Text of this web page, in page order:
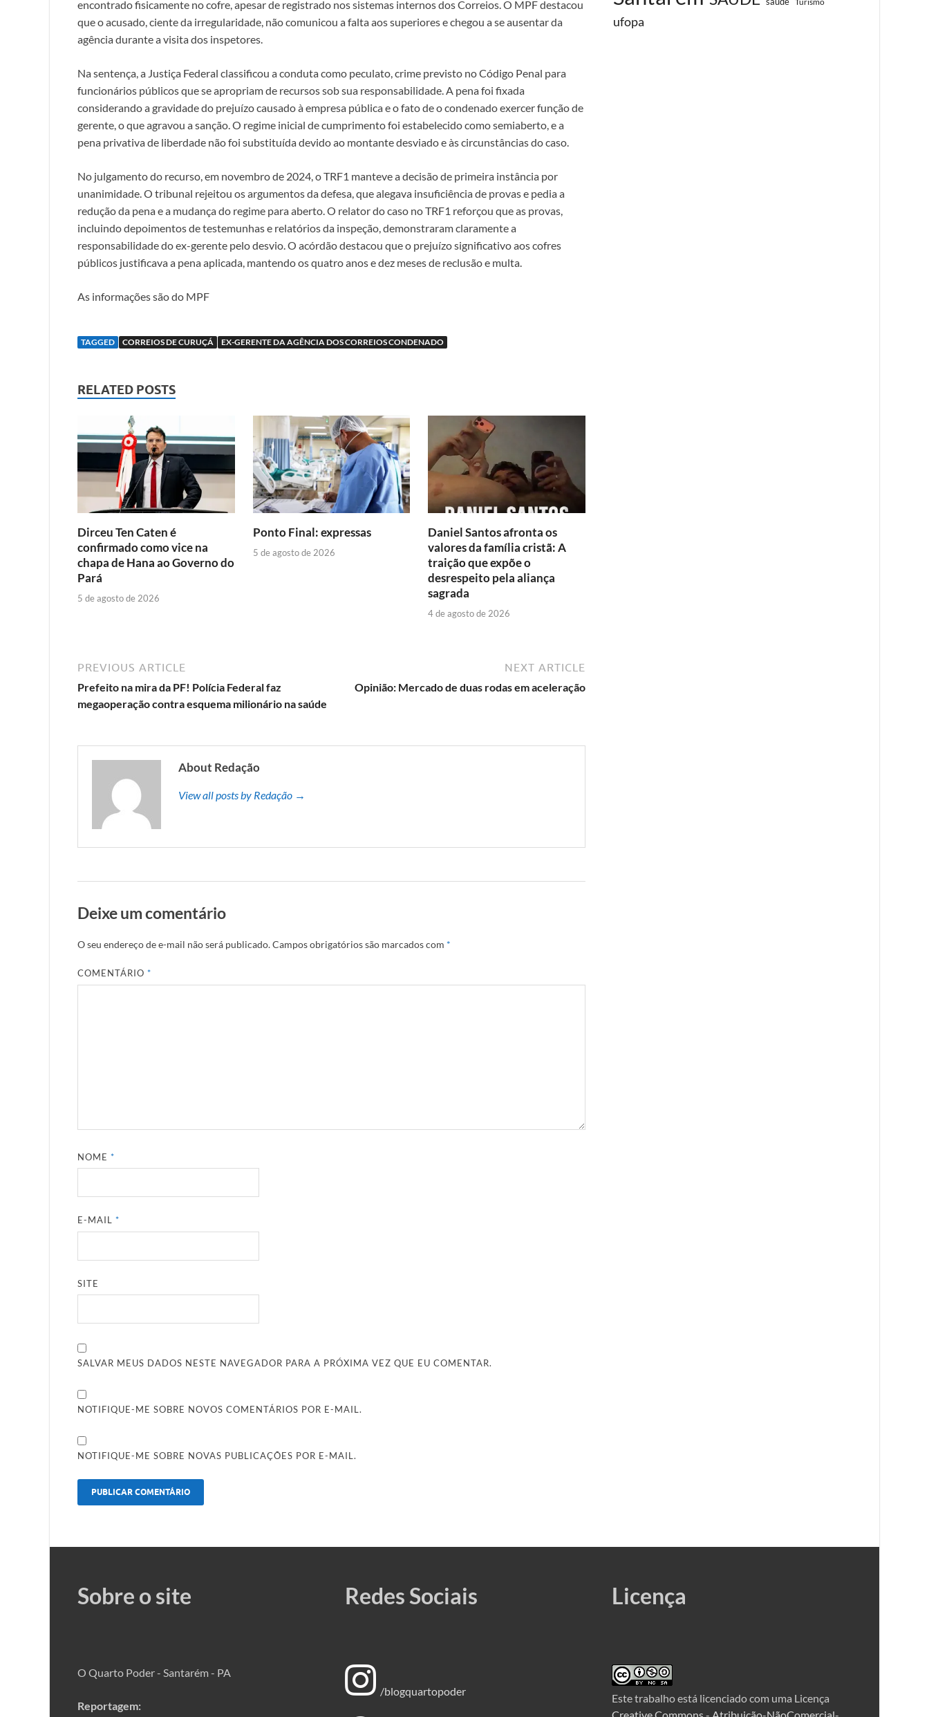
encontrado fisicamente no cofre, apesar de registrado nos sistemas internos dos Correios. O MPF destacou
que o acusado, ciente da irregularidade, não comunicou a falta aos superiores e chegou a se ausentar da
agência durante a visita dos inspetores.
Na sentença, a Justiça Federal classificou a conduta como peculato, crime previsto no Código Penal para
funcionários públicos que se apropriam de recursos sob sua responsabilidade. A pena foi fixada
considerando a gravidade do prejuízo causado à empresa pública e o fato de o condenado exercer função de
gerente, o que agravou a sanção. O regime inicial de cumprimento foi estabelecido como semiaberto, e a
pena privativa de liberdade não foi substituída devido ao montante desviado e às circunstâncias do caso.
No julgamento do recurso, em novembro de 2024, o TRF1 manteve a decisão de primeira instância por
unanimidade. O tribunal rejeitou os argumentos da defesa, que alegava insuficiência de provas e pedia a
redução da pena e a mudança do regime para aberto. O relator do caso no TRF1 reforçou que as provas,
incluindo depoimentos de testemunhas e relatórios da inspeção, demonstraram claramente a
responsabilidade do ex-gerente pelo desvio. O acórdão destacou que o prejuízo significativo aos cofres
públicos justificava a pena aplicada, mantendo os quatro anos e dez meses de reclusão e multa.
As informações são do MPF
TAGGED CORREIOS DE CURUÇÁ EX-GERENTE DA AGÊNCIA DOS CORREIOS CONDENADO
RELATED POSTS
Dirceu Ten Caten é
confirmado como vice na
chapa de Hana ao Governo do
Pará
5 de agosto de 2026
Ponto Final: expressas
5 de agosto de 2026
Daniel Santos afronta os
valores da família cristã: A
traição que expõe o
desrespeito pela aliança
sagrada
4 de agosto de 2026
PREVIOUS ARTICLE
Prefeito na mira da PF! Polícia Federal faz
megaoperação contra esquema milionário na saúde
NEXT ARTICLE
Opinião: Mercado de duas rodas em aceleração
About Redação
View all posts by Redação →
Deixe um comentário
O seu endereço de e-mail não será publicado.Campos obrigatórios são marcados com *
COMENTÁRIO*
NOME*
E-MAIL*
SITE
SALVAR MEUS DADOS NESTE NAVEGADOR PARA A PRÓXIMA VEZ QUE EU COMENTAR.
NOTIFIQUE-ME SOBRE NOVOS COMENTÁRIOS POR E-MAIL.
NOTIFIQUE-ME SOBRE NOVAS PUBLICAÇÕES POR E-MAIL.
ufopa
Sobre o site
O Quarto Poder - Santarém - PA
Reportagem:
Redes Sociais
/blogquartopoder
Licença
Este trabalho está licenciado com uma Licença